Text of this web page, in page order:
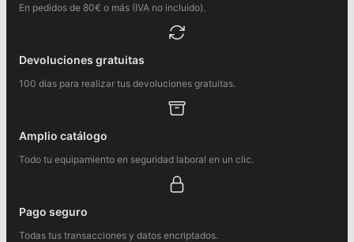
En pedidos de 80€ o más (IVA no incluido).
Devoluciones gratuitas
100 días para realizar tus devoluciones gratuitas.
Amplio catálogo
Todo tu equipamiento en seguridad laboral en un clic.
Pago seguro
Todas tus transacciones y datos encriptados.